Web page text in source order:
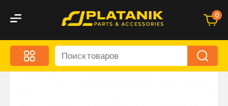
0
Меню
Акционные предложения